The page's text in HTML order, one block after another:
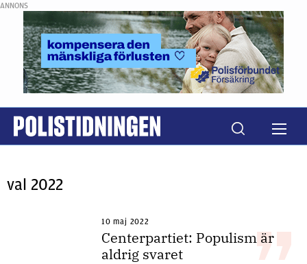
ANNONS
val 2022
10 maj 2022
Centerpartiet: Populism är
aldrig svaret